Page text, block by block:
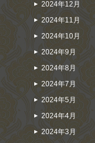
2024年12月
2024年11月
2024年10月
2024年9月
2024年8月
2024年7月
2024年5月
2024年4月
2024年3月